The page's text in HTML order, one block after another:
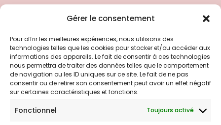
Gérer le consentement
Pour offrir les meilleures expériences, nous utilisons des
technologies telles que les cookies pour stocker et/ou accéder aux
informations des appareils. Le fait de consentir à ces technologies
nous permettra de traiter des données telles que le comportement
de navigation ou les ID uniques sur ce site. Le fait de ne pas
consentir ou de retirer son consentement peut avoir un effet négatif
sur certaines caractéristiques et fonctions.
Fonctionnel Toujours activé
Liens utiles
Politique d’expédition
Politique de confidentialité
Politique de remboursements
Conditions générales de vente et d’utilisation